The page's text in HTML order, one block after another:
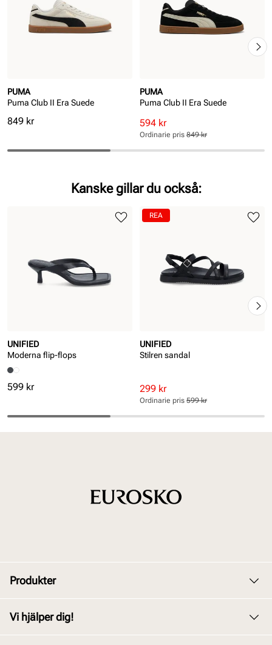
PUMA
Puma Club II Era Suede
Pris
849 kr
PUMA
Puma Club II Era Suede
Rabatterat
pris
Pris
594 kr
Ordinarie
pris
Pris
Ordinarie pris 849 kr
Kanske gillar du också:
UNIFIED
Moderna flip-flops
Pris
599 kr
UNIFIED
Stilren sandal
Rabatterat
pris
Pris
299 kr
Ordinarie
pris
Pris
Ordinarie pris 599 kr
REA
Produkter
Vi hjälper dig!